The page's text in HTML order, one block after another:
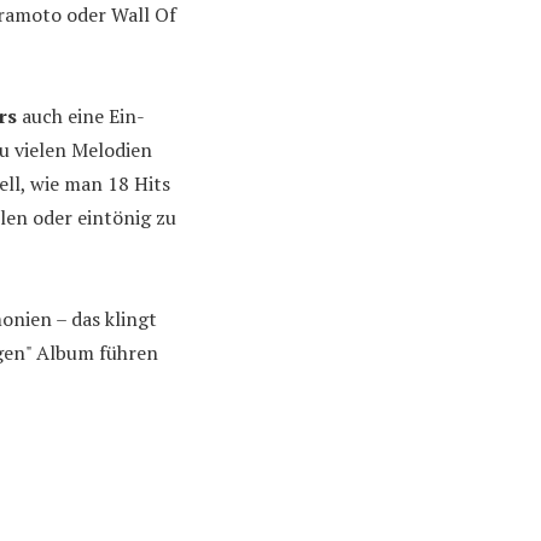
oder Wall Of
auch eine Ein-
vielen Melodien
wie man 18 Hits
oder eintönig zu
– das klingt
Album führen